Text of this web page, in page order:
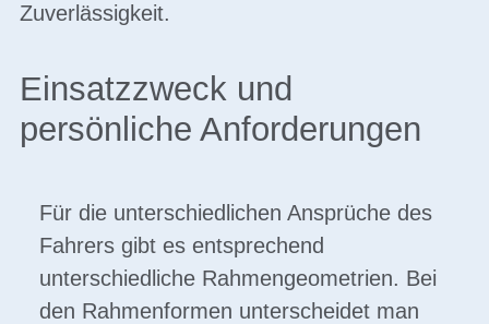
Zuverlässigkeit.
Einsatzzweck und
persönliche Anforderungen
Für die unterschiedlichen Ansprüche des
Fahrers gibt es entsprechend
unterschiedliche Rahmengeometrien. Bei
den Rahmenformen unterscheidet man